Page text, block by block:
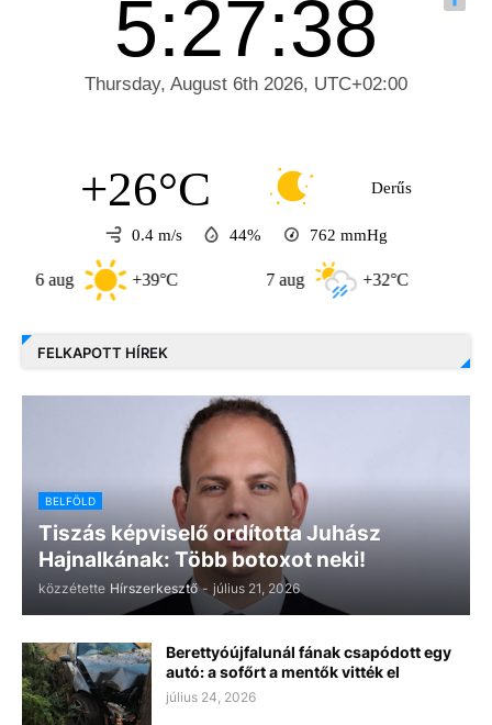
+26°C Derűs
0.4 m/s 44% 762 mmHg
+39°C +32°C
FELKAPOTT HÍREK
BELFÖLD
Tiszás képviselő ordította Juhász
Hajnalkának: Több botoxot neki!
közzétette Hírszerkesztő - július 21, 2026
Berettyóújfalunál fának csapódott egy
autó: a sofőrt a mentők vitték el
július 24, 2026